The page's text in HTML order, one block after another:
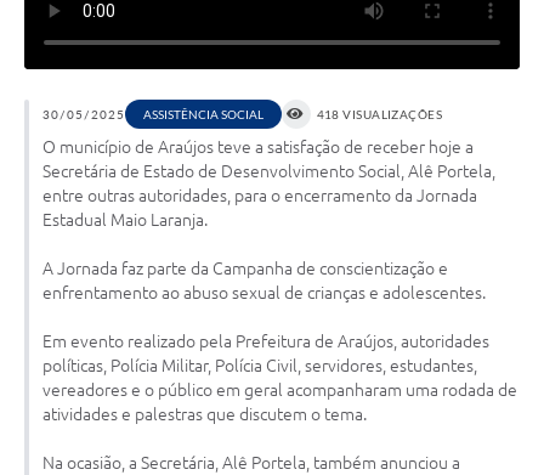
DOC Licenciamento Ambiental
Notícias
Concursos e Processos Seletivos
Diário Oficial
Acesso a Informação (Transparência)
Lei Aldir Blanc
Arquivos de Transparência
Lei de Acesso a Informação
30/05/2025 ASSISTÊNCIA SOCIAL 418 VISUALIZAÇÕES
O município de Araújos teve a satisfação de receber hoje a
Secretária de Estado de Desenvolvimento Social, Alê Portela,
entre outras autoridades, para o encerramento da Jornada
Estadual Maio Laranja.
A Jornada faz parte da Campanha de conscientização e
enfrentamento ao abuso sexual de crianças e adolescentes.
Em evento realizado pela Prefeitura de Araújos, autoridades
políticas, Polícia Militar, Polícia Civil, servidores, estudantes,
vereadores e o público em geral acompanharam uma rodada de
atividades e palestras que discutem o tema.
Na ocasião, a Secretária, Alê Portela, também anunciou a